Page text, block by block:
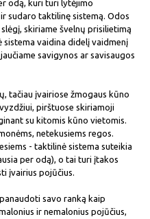
odą, kuri turi lytėjimo
sudaro taktilinę sistemą. Odos
skiriame švelnų prisilietimą
sistema vaidina didelį vaidmenį
savigynos ar savisaugos
tačiau įvairiose žmogaus kūno
pirštuose skiriamoji
su kitomis kūno vietomis.
netekusiems regos.
- taktilinė sistema suteikia
per odą), o tai turi įtakos
įvairius pojūčius.
savo ranką kaip
ir nemalonius pojūčius,